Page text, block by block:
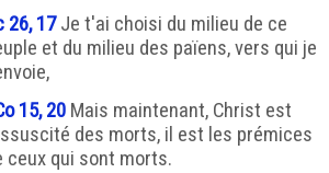
26, 17Je t'ai choisi du milieu de ce
et du milieu des païens, vers qui je
15, 20 Mais maintenant, Christ est
des morts, il est les prémices
ceux qui sont morts.